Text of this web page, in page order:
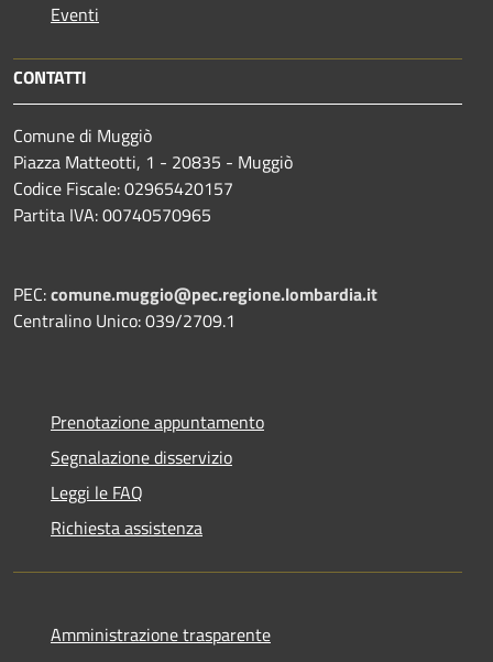
Eventi
CONTATTI
Comune di Muggiò
Piazza Matteotti, 1 - 20835 - Muggiò
Codice Fiscale: 02965420157
Partita IVA: 00740570965
PEC:comune.muggio@pec.regione.lombardia.it
Centralino Unico: 039/2709.1
Prenotazione appuntamento
Segnalazione disservizio
Leggi le FAQ
Richiesta assistenza
Amministrazione trasparente